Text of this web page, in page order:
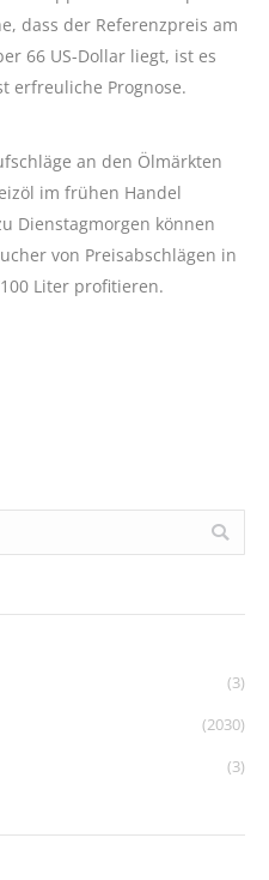
dass der Referenzpreis am
66 US-Dollar liegt, ist es
erfreuliche Prognose.
an den Ölmärkten
im frühen Handel
Dienstagmorgen können
von Preisabschlägen in
100 Liter profitieren.
(3)
(2030)
(3)